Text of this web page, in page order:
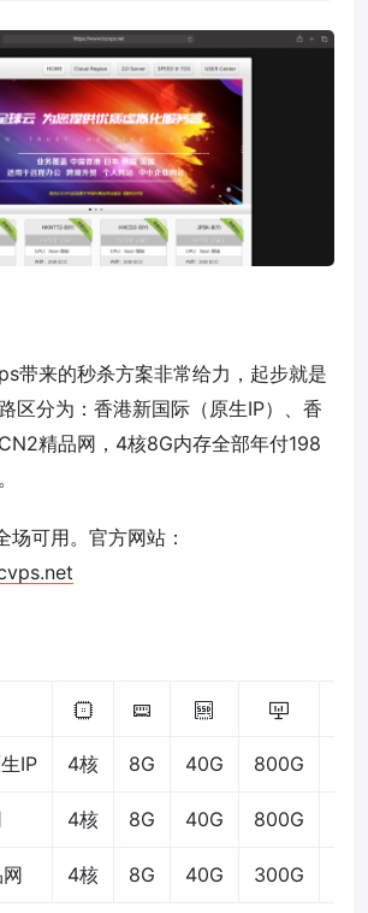
带来的秒杀方案非常给力，起步就是
区分为：香港新国际（原生IP）、香
精品网，4核8G内存全部年付198
场可用。官方网站：
IP 4核 8G 40G 800G
4核 8G 40G 800G
4核 8G 40G 300G